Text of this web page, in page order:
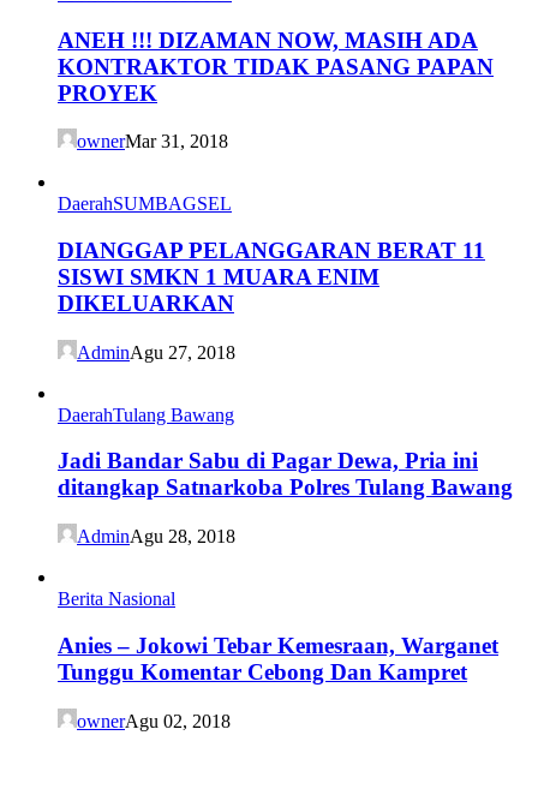
ANEH !!! DIZAMAN NOW, MASIH ADA
KONTRAKTOR TIDAK PASANG PAPAN
PROYEK
ownerMar 31, 2018
DaerahSUMBAGSEL
DIANGGAP PELANGGARAN BERAT 11
SISWI SMKN 1 MUARA ENIM
DIKELUARKAN
AdminAgu 27, 2018
DaerahTulang Bawang
Jadi Bandar Sabu di Pagar Dewa, Pria ini
ditangkap Satnarkoba Polres Tulang Bawang
AdminAgu 28, 2018
Berita Nasional
Anies – Jokowi Tebar Kemesraan, Warganet
Tunggu Komentar Cebong Dan Kampret
ownerAgu 02, 2018